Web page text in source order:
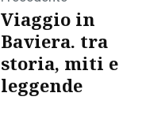
Viaggio in
Baviera. tra
storia, miti e
leggende